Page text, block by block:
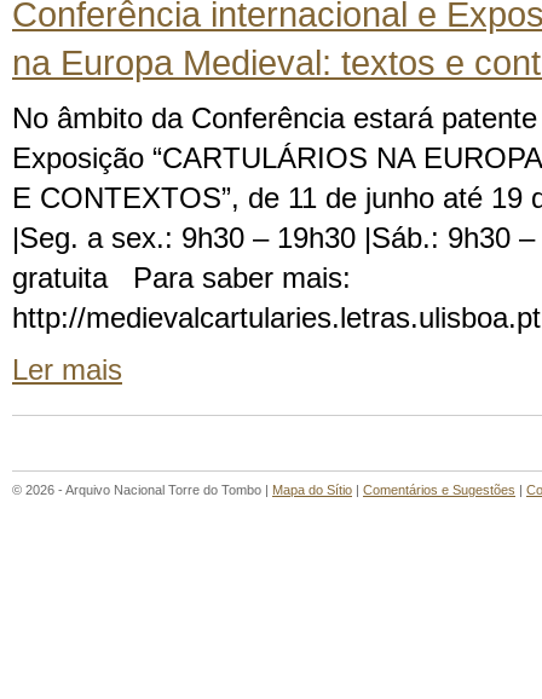
Conferência internacional e
na Europa Medieval: textos e
No âmbito da Conferência estará
Exposição “CARTULÁRIOS NA
E CONTEXTOS”, de 11 de junho até 19
|Seg. a sex.: 9h30 – 19h30 |Sáb.: 9h30
gratuita Para saber mais:
http://medievalcartularies.letras.ulisboa.pt
Ler mais
© 2026 - Arquivo Nacional Torre do Tombo | Mapa do Sítio | Comentários e Sugestões |